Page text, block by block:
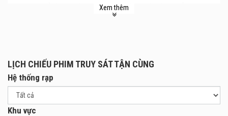
Đáng nói ở đây là đây là bộ phim được đã được "tồn kho"
hơn 8 năm trời, mãi cho đến nay mới chịu ra mắt trước
phim khác cùng motif đó là Giới Hạn Truy Lùng. Nếu so với
phim kia, liệu rằng phim này có thật sự đáp ứng sự mong
đợi của khán giả? RCP sẽ đưa ra những cảm nhận của
mình sau đây.
Xem thêm
LỊCH CHIẾU PHIM TRUY SÁT TẬN CÙNG
Hệ thống rạp
Khu vực